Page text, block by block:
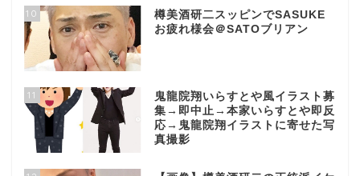
10
樽美酒研二スッピンでSASUKE
お疲れ様会＠SATOブリアン
11
鬼龍院翔いらすとや風イラスト募
集→即中止→本家いらすとや即反
応→鬼龍院翔イラストに寄せた写
真撮影